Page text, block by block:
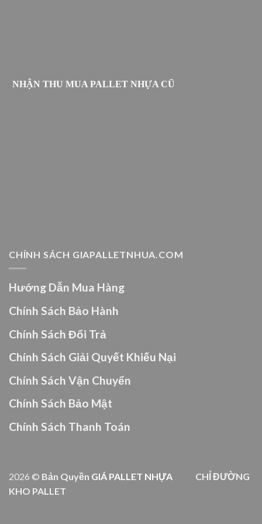
NHẬN THU MUA PALLET NHỰA CŨ
CHÍNH SÁCH GIAPALLETNHUA.COM
Hướng Dẫn Mua Hàng
Chính Sách Bảo Hành
Chính Sách Đổi Trả
Chính Sách Giải Quyết Khiếu Nại
Chính Sách Vận Chuyển
Chính Sách Bảo Mật
Chính Sách Thanh Toán
2026 © Bản Quyền GIÁ PALLET NHỰA
CHỈ ĐƯỜNG
KHO PALLET